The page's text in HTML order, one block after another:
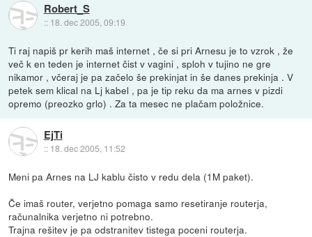
Robert_S
:: 18. dec 2005, 09:19
Ti raj napiš pr kerih maš internet , če si pri Arnesu je to vzrok , že
več k en teden je internet čist v vagini , sploh v tujino ne gre
nikamor , včeraj je pa začelo še prekinjat in še danes prekinja . V
petek sem klical na Lj kabel , pa je tip reku da ma arnes v pizdi
opremo (preozko grlo) . Za ta mesec ne plačam položnice.
EjTi
:: 18. dec 2005, 11:52
Meni pa Arnes na LJ kablu čisto v redu dela (1M paket).
Če imaš router, verjetno pomaga samo resetiranje routerja,
računalnika verjetno ni potrebno.
Trajna rešitev je pa odstranitev tistega poceni routerja.